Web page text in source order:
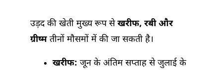
उड़द की खेती मुख्य रूप सेखरीफ, रबी और
ग्रीष्म तीनों मौसमों में की जा सकती है।
खरीफ: जून के अंतिम सप्ताह से जुलाई के